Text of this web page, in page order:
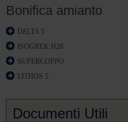
Bonifica amianto
DELTA 5
ISOGREK H28
SUPERCOPPO
LITHOS 5
Documenti Utili